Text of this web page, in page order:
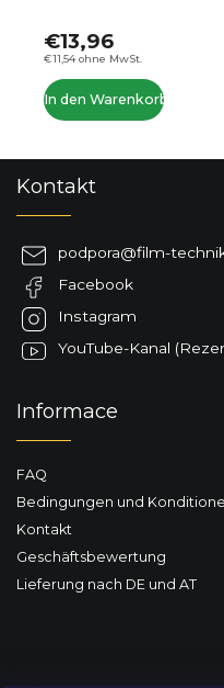
€11,54 ohne MwSt.
€13,96
In den Warenkorb
Kontakt
podpora@film-
Facebook
Instagram
YouTube-Kanal
Informace
FAQ
Bedingungen und
Kontakt
Geschäftsbewertung
Lieferung nach DE und AT